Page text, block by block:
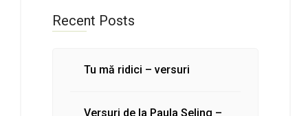
Recent Posts
Tu mă ridici – versuri
Versuri de la Paula Seling –